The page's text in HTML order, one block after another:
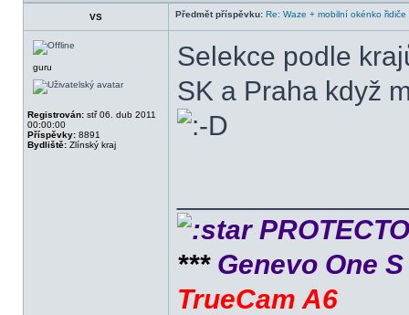
VS Předmět příspěvku: Re: Waze + mobilní okénko řidiče
guru
Registrován: stř 06. dub 2011
00:00:00
Příspěvky: 8891
Bydliště: Zlínský kraj
Selekce podle
SK a Praha když
***Genevo One
TrueCam A6